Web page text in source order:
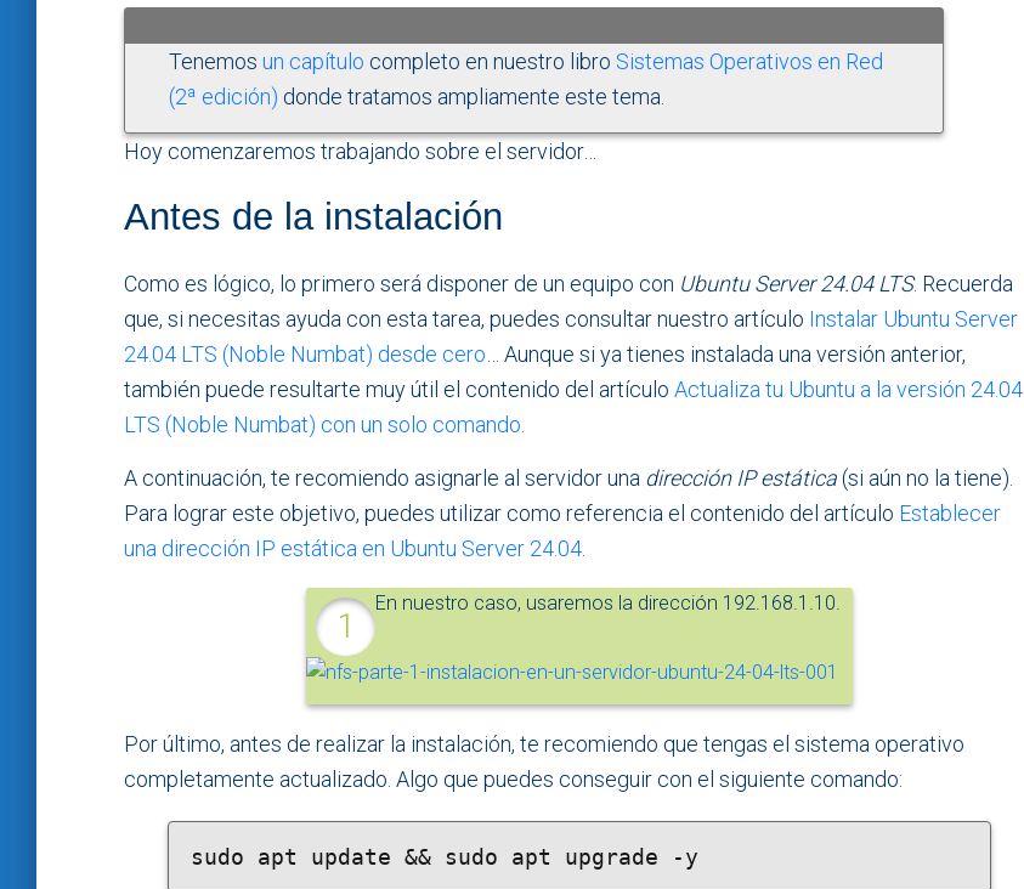
Tenemos un capítulo completo en nuestro libro Sistemas Operativos en Red
(2ª edición) donde tratamos ampliamente este tema.
Hoy comenzaremos trabajando sobre el servidor…
Antes de la instalación
Como es lógico, lo primero será disponer de un equipo con Ubuntu Server 24.04 LTS. Recuerda
que, si necesitas ayuda con esta tarea, puedes consultar nuestro artículo Instalar Ubuntu Server
24.04 LTS (Noble Numbat) desde cero … Aunque si ya tienes instalada una versión anterior,
también puede resultarte muy útil el contenido del artículo Actualiza tu Ubuntu a la versión 24.04
LTS (Noble Numbat) con un solo comando
A continuación, te recomiendo asignarle al servidor una dirección IP estática(si aún no la tiene).
Para lograr este objetivo, puedes utilizar como referencia el contenido del artículo Establecer
una dirección IP estática en Ubuntu Server 24.04
En nuestro caso, usaremos la dirección 192.168.1.10.
Por último, antes de realizar la instalación, te recomiendo que tengas el sistema operativo
completamente actualizado. Algo que puedes conseguir con el siguiente comando:
sudo apt update && sudo apt upgrade -y